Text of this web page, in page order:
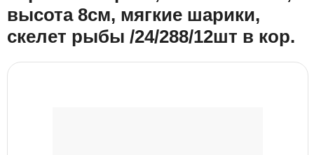
высота 8см, мягкие шарики,
скелет рыбы /24/288/12шт в кор.